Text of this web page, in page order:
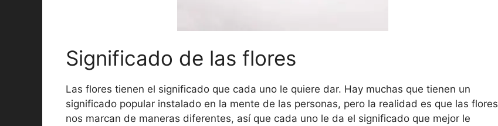
Significado de las flores
Las flores tienen el significado que cada uno le quiere dar. Hay muchas que tienen un
significado popular instalado en la mente de las personas, pero la realidad es que las flores
nos marcan de maneras diferentes, así que cada uno le da el significado que mejor le